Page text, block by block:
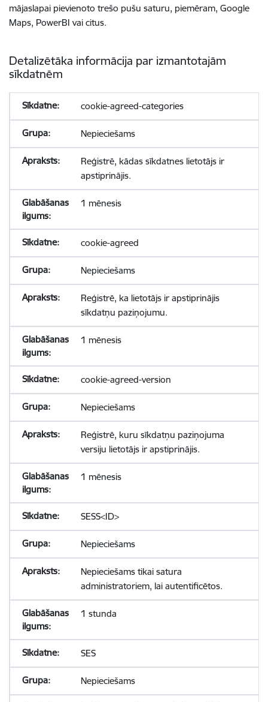
mājaslapai pievienoto trešo pušu saturu, piemēram, Google
Maps, PowerBI vai citus.
Detalizētāka informācija par izmantotajām
sīkdatnēm
cookie-agreed-categories
Nepieciešams
Reģistrē, kādas sīkdatnes lietotājs ir
apstiprinājis.
1 mēnesis
cookie-agreed
Nepieciešams
Reģistrē, ka lietotājs ir apstiprinājis
sīkdatņu paziņojumu.
1 mēnesis
cookie-agreed-version
Nepieciešams
Reģistrē, kuru sīkdatņu paziņojuma
versiju lietotājs ir apstiprinājis.
1 mēnesis
SESS<ID>
Nepieciešams
Nepieciešams tikai satura
administratoriem, lai autentificētos.
1 stunda
SES
Nepieciešams